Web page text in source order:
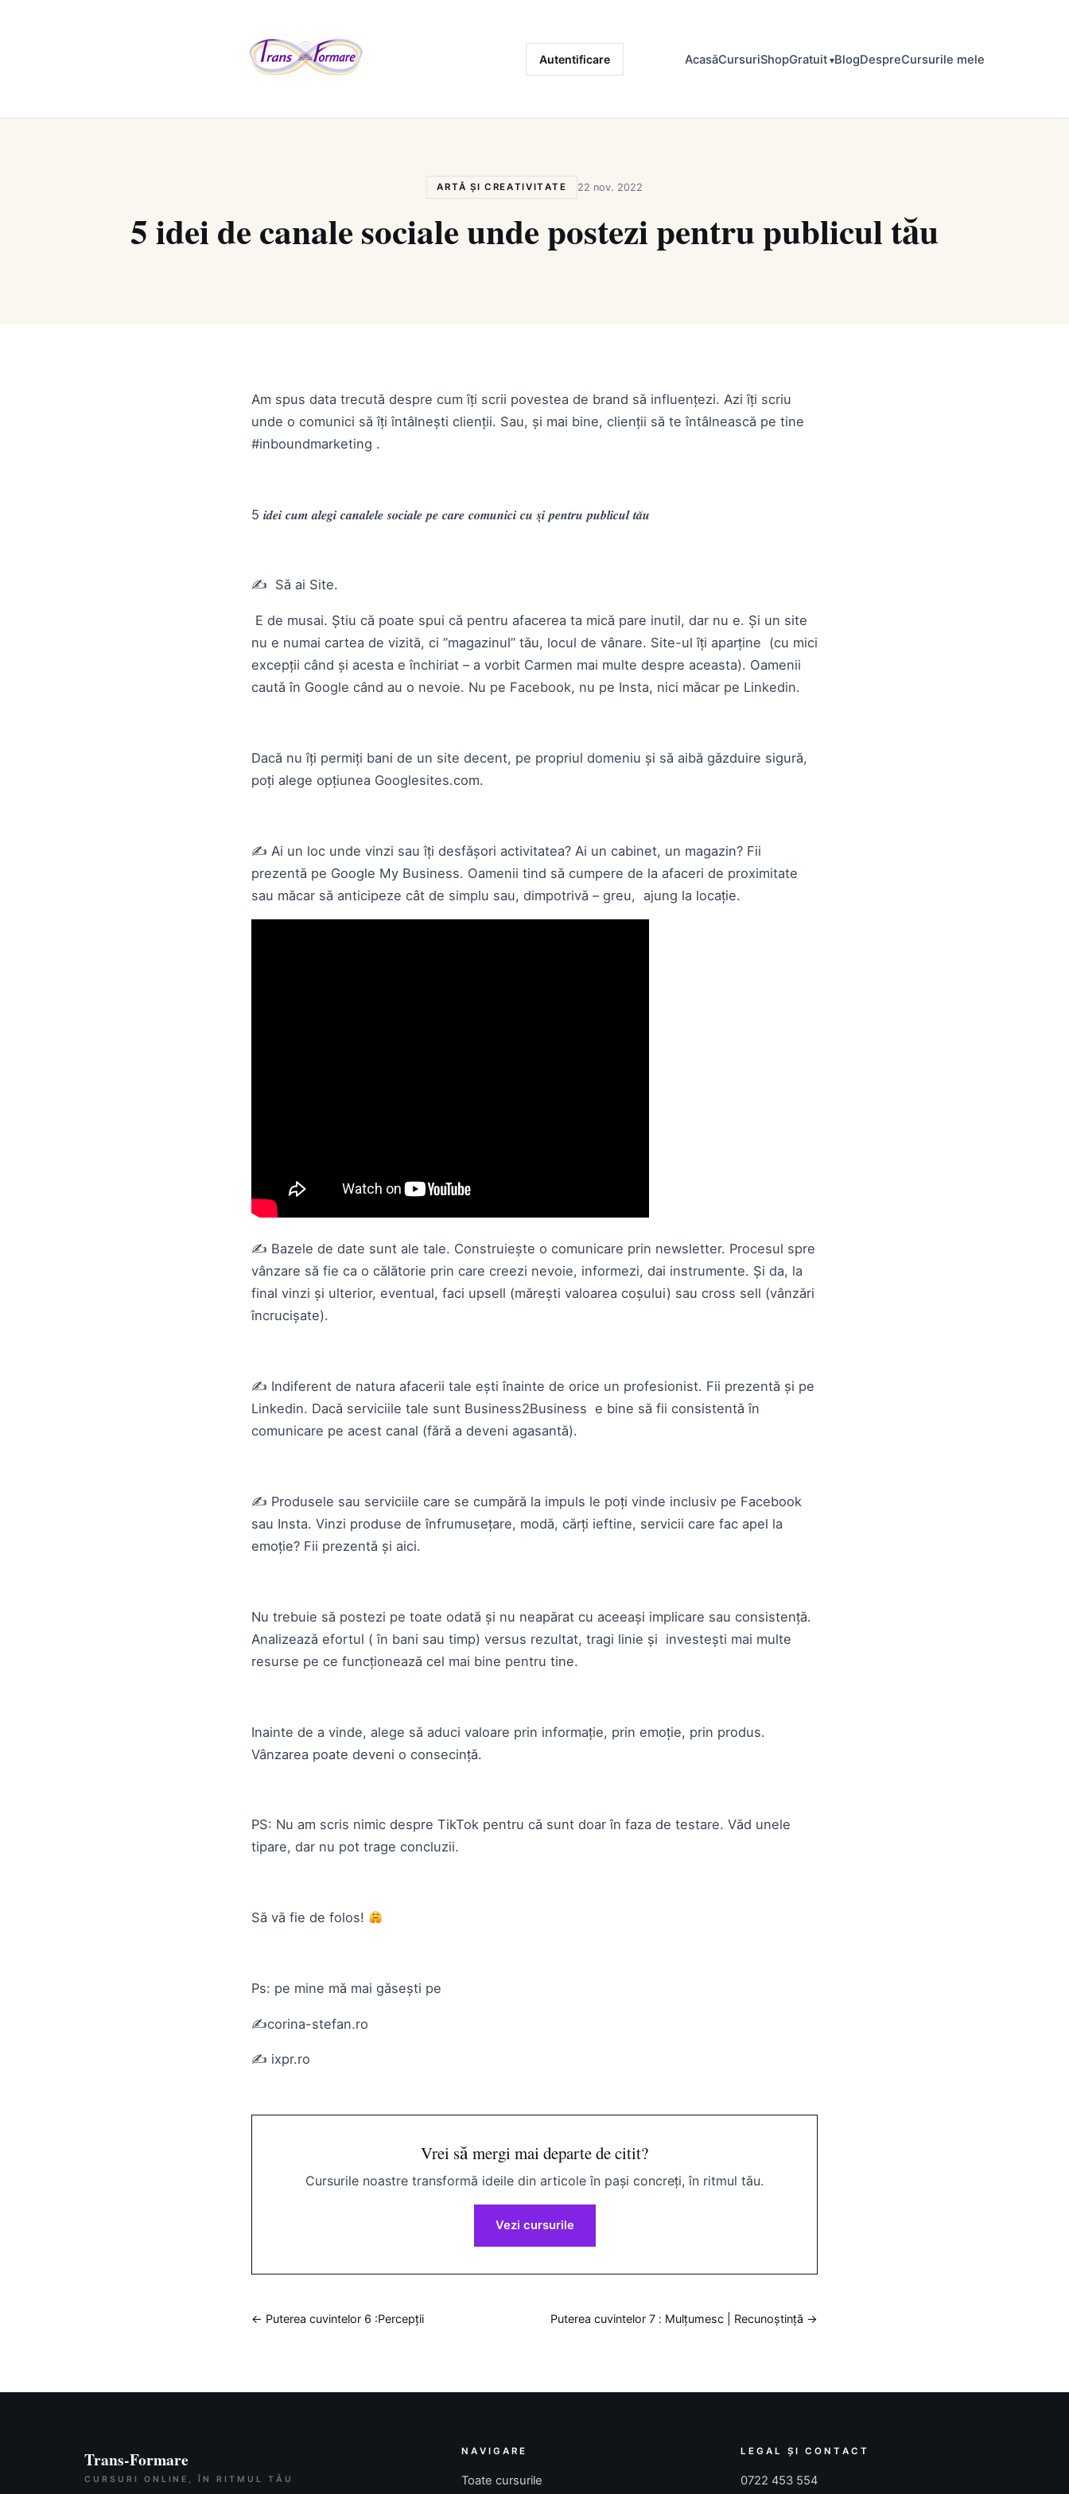
Autentificare AcasăCursuriShopGratuit BlogDespreCursurile mele
ARTĂ ȘI CREATIVITATE 22 nov. 2022
5 idei de canale sociale unde postezi pentru publicul tău
Am spus data trecută despre cum îți scrii povestea de brand să influențezi. Azi îți scriu
unde o comunici să îți întâlnești clienții. Sau, și mai bine, clienții să te întâlnească pe tine
#inboundmarketing .
5 𝒊𝒅𝒆𝒊 𝒄𝒖𝒎 𝒂𝒍𝒆𝒈𝒊 𝒄𝒂𝒏𝒂𝒍𝒆𝒍𝒆 𝒔𝒐𝒄𝒊𝒂𝒍𝒆 𝒑𝒆 𝒄𝒂𝒓𝒆 𝒄𝒐𝒎𝒖𝒏𝒊𝒄𝒊 𝒄𝒖 𝒔̦𝒊 𝒑𝒆𝒏𝒕𝒓𝒖 𝒑𝒖𝒃𝒍𝒊𝒄𝒖𝒍 𝒕𝒂̆𝒖
✍️ Să ai Site.
E de musai. Știu că poate spui că pentru afacerea ta mică pare inutil, dar nu e. Și un site
nu e numai cartea de vizită, ci ”magazinul” tău, locul de vânare. Site-ul îți aparține (cu mici
excepții când și acesta e închiriat – a vorbit Carmen mai multe despre aceasta). Oamenii
caută în Google când au o nevoie. Nu pe Facebook, nu pe Insta, nici măcar pe Linkedin.
Dacă nu îți permiți bani de un site decent, pe propriul domeniu și să aibă găzduire sigură,
poți alege opțiunea Googlesites.com.
✍️ Ai un loc unde vinzi sau îți desfășori activitatea? Ai un cabinet, un magazin? Fii
prezentă pe Google My Business. Oamenii tind să cumpere de la afaceri de proximitate
sau măcar să anticipeze cât de simplu sau, dimpotrivă – greu, ajung la locație.
✍️ Bazele de date sunt ale tale. Construiește o comunicare prin newsletter. Procesul spre
vânzare să fie ca o călătorie prin care creezi nevoie, informezi, dai instrumente. Și da, la
final vinzi și ulterior, eventual, faci upsell (mărești valoarea coșului) sau cross sell (vânzări
încrucișate).
✍️ Indiferent de natura afacerii tale ești înainte de orice un profesionist. Fii prezentă și pe
Linkedin. Dacă serviciile tale sunt Business2Business e bine să fii consistentă în
comunicare pe acest canal (fără a deveni agasantă).
✍️ Produsele sau serviciile care se cumpără la impuls le poți vinde inclusiv pe Facebook
sau Insta. Vinzi produse de înfrumusețare, modă, cărți ieftine, servicii care fac apel la
emoție? Fii prezentă și aici.
Nu trebuie să postezi pe toate odată și nu neapărat cu aceeași implicare sau consistență.
Analizează efortul ( în bani sau timp) versus rezultat, tragi linie și investești mai multe
resurse pe ce funcționează cel mai bine pentru tine.
Inainte de a vinde, alege să aduci valoare prin informație, prin emoție, prin produs.
Vânzarea poate deveni o consecință.
PS: Nu am scris nimic despre TikTok pentru că sunt doar în faza de testare. Văd unele
tipare, dar nu pot trage concluzii.
Să vă fie de folos!
Ps: pe mine mă mai găsești pe
✍️corina-stefan.ro
✍️ ixpr.ro
Vrei să mergi mai departe de citit?
Cursurile noastre transformă ideile din articole în pași concreți, în ritmul tău.
Vezi cursurile
← Puterea cuvintelor 6 :Percepții Puterea cuvintelor 7 : Mulțumesc | Recunoștință →
Trans-Formare
CURSURI ONLINE, ÎN RITMUL TĂU
NAVIGARE
Toate cursurile
LEGAL ȘI CONTACT
0722 453 554